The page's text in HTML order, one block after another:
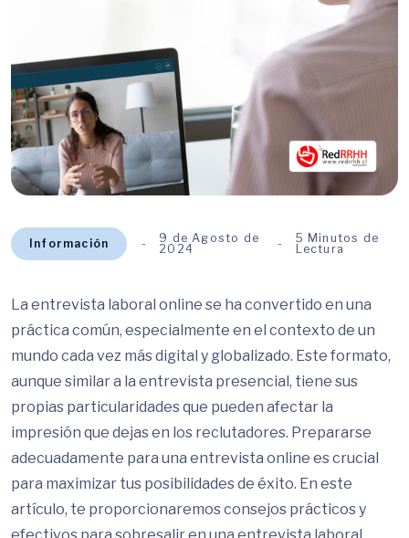
Información
9 de Agosto de
2024
5 Minutos de
Lectura
La entrevista laboral online se ha convertido en una
práctica común, especialmente en el contexto de un
mundo cada vez más digital y globalizado. Este formato,
aunque similar a la entrevista presencial, tiene sus
propias particularidades que pueden afectar la
impresión que dejas en los reclutadores. Prepararse
adecuadamente para una entrevista online es crucial
para maximizar tus posibilidades de éxito. En este
artículo, te proporcionaremos consejos prácticos y